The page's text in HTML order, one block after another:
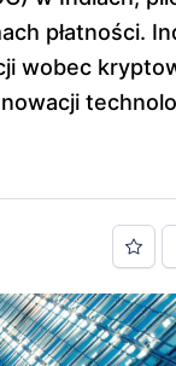
płatności.
wobec